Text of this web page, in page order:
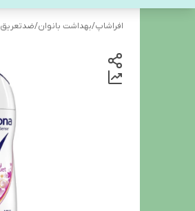
افراشاپ/بهداشت بانوان/ضدتعریق